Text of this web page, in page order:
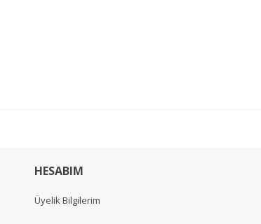
HESABIM
Üyelik Bilgilerim